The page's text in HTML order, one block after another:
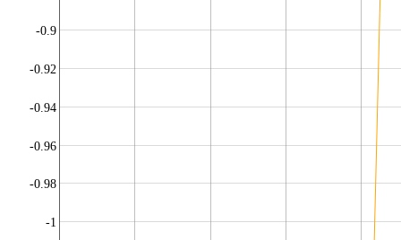
-1
-0.98
-0.96
-0.94
-0.92
-0.9